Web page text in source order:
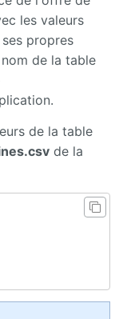
les valeurs
propres
de la table
de la table
de la